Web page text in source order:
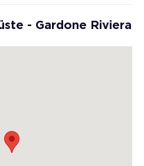
- Gardone Riviera